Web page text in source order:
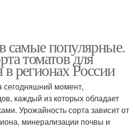
самые популярные.
томатов для
регионах России
момент,
каждый из которых обладает
Урожайность сорта зависит от
минерализации почвы и